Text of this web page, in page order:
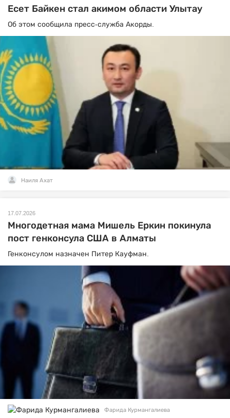
Есет Байкен стал акимом области Улытау
Об этом сообщила пресс-служба Акорды.
Наиля Ахат
17.07.2026
Многодетная мама Мишель Еркин покинула
пост генконсула США в Алматы
Генконсулом назначен Питер Кауфман.
Фарида Курмангалиева